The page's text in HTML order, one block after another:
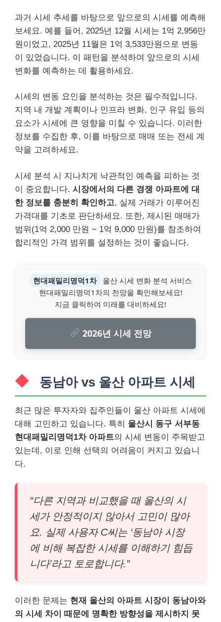
과거 시세 추세를 바탕으로 앞으로의 시세를 예측해
보세요. 예를 들어, 2025년 12월 시세는 1억 2,956만
원이었고, 2025년 11월은 1억 3,533만원으로 변동
이 있었습니다. 이 패턴을 분석하여 앞으로의 시세
변화를 예측하는 데 활용하세요.
시세의 변동 요인을 분석하는 것은 필수적입니다.
지역 내 개발 계획이나 인프라 변화, 인구 유입 등의
요소가 시세에 큰 영향을 미칠 수 있습니다. 이러한
정보를 수집한 후, 이를 바탕으로 매매 또는 전세 계
약을 고려하세요.
시세 분석 시 지나치게 낙관적인 예측을 피하는 것
이 중요합니다. 시장에서의 다른 경쟁 아파트에 대
한 정보를 충분히 확인하고, 실제 거래가 이루어진
가격대를 기초로 판단하세요. 또한, 제시된 매매가
범위(1억 2,000 만원 ~ 1억 9,000 만원)를 참조하여
합리적인 가격 범위를 설정하는 것이 좋습니다.
현대패밀리명덕1차
울산 시세 변화 분석 서비스
현대패밀리명덕1차의 전망을 확인해보세요!
지금 클릭하여 미래를 대비하세요!
2026년 시세 전망
동남아 vs 울산 아파트 시세
최근 많은 투자자와 집주인들이 울산 아파트 시세에
대해 고민하고 있습니다. 특히 울산시 동구 서부동
현대패밀리명덕1차 아파트의 시세 변동이 주목받고
있는데, 이로 인해 선택의 어려움이 커지고 있습니
다.
“다른 지역과 비교했을 때 울산의 시
세가 안정적이지 않아서 고민이 많아
요. 실제 사용자 C씨는 ‘동남아 시장
에 비해 복잡한 시세를 이해하기 힘듭
니다’라고 토로합니다.”
이러한 문제는 현재 울산의 아파트 시장이 동남아와
의 시세 차이 때문에 명확한 방향성을 제시하지 못